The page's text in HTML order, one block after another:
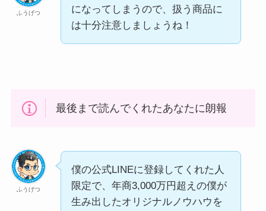
ふうげつ
になってしまうので、扱う商品に
は十分注意しましょうね！
最後まで読んでくれたあなたに朗報
ふうげつ
僕の公式LINEに登録してくれた人
限定で、年商3,000万円超えの僕が
生み出したオリジナルノウハウを